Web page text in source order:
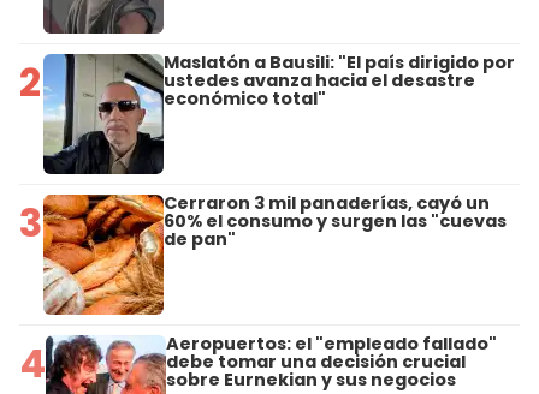
2 Maslatón a Bausili: "El país dirigido por
ustedes avanza hacia el desastre
económico total"
3 Cerraron 3 mil panaderías, cayó un
60% el consumo y surgen las "cuevas
de pan"
4 Aeropuertos: el "empleado fallado"
debe tomar una decisión crucial
sobre Eurnekian y sus negocios